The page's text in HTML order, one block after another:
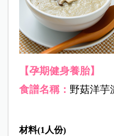
【孕期健身養胎】
食譜名稱： 野菇洋芋
材料(1人份)